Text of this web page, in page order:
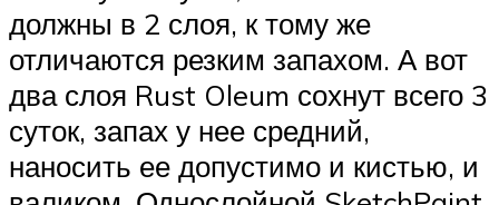
должны в 2 слоя, к тому же
отличаются резким запахом. А вот
два слоя Rust Oleum сохнут всего 3
суток, запах у нее средний,
наносить ее допустимо и кистью, и